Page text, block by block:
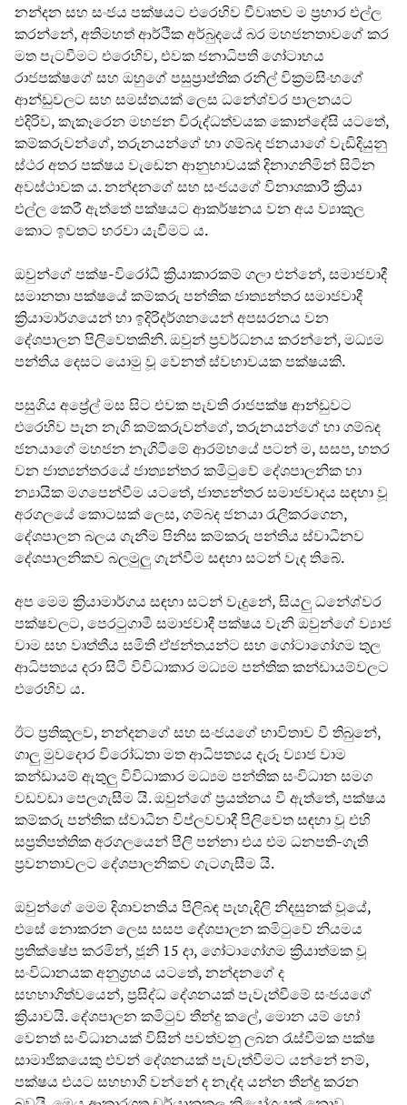
නන්දන සහ සංජය පක්ෂයට එරෙහිව වීවෘතව ම ප්‍රහාර එල්ල
කරන්නේ, අතිමහත් ආර්ථික අර්බුදයේ බර මහජනතාවගේ කර
මත පැටවීමට එරෙහිව, එවක ජනාධිපති ගෝටාභය
රාජපක්ෂගේ සහ ඔහුගේ පසුප්‍රාප්තික රනිල් වික්‍රමසිංහගේ
ආන්ඩුවලට සහ සමස්තයක් ලෙස ධනේශ්වර පාලනයට
එදිරිව, කැකෑරෙන මහජන විරුද්ධත්වයක කොන්දේසි යටතේ,
කම්කරුවන්ගේ, තරුනයන්ගේ හා ගම්බද ජනයාගේ වැඩිදියුනු
ස්ථර අතර පක්ෂය වැඩෙන ආනුභාවයක් දිනාගනිමින් සිටින
අවස්ථාවක ය. නන්දනගේ සහ සංජයගේ විනාශකාරී ක්‍රියා
එල්ල කෙරී ඇත්තේ පක්ෂයට ආකර්ෂනය වන අය ව්‍යාකුල
කොට ඉවතට හරවා යැවීමට ය.
ඔවුන්ගේ පක්ෂ-විරෝධී ක්‍රියාකාරකම් ගලා එන්නේ, සමාජවාදී
සමානතා පක්ෂයේ කම්කරු පන්තික ජාත්‍යන්තර සමාජවාදී
ක්‍රියාමාර්ගයෙන් හා ඉදිරිදර්ශනයෙන් අපසරනය වන
දේශපාලන පිලිවෙතකිනි. ඔවුන් ප්‍රවර්ධනය කරන්නේ, මධ්‍යම
පන්තිය දෙසට යොමු වූ වෙනත් ස්වභාවයක පක්ෂයකි.
පසුගිය අප්‍රේල් මස සිට එවක පැවති රාජපක්ෂ ආන්ඩුවට
එරෙහිව පැන නැගි කම්කරුවන්ගේ, තරුනයන්ගේ හා ගම්බද
ජනයාගේ මහජන නැගිටීමේ ආරම්භයේ පටන් ම, සසප, හතර
වන ජාත්‍යන්තරයේ ජාත්‍යන්තර කමිටුවේ දේශපාලනික හා
න්‍යායික මගපෙන්වීම යටතේ, ජාත්‍යන්තර සමාජවාදය සඳහා වූ
අරගලයේ කොටසක් ලෙස, ගම්බද ජනයා රැලිකරගෙන,
දේශපාලන බලය ගැනීම පිනිස කම්කරු පන්තිය ස්වාධීනව
දේශපාලනිකව බලමුලු ගැන්වීම සඳහා සටන් වැද තිබේ.
අප මෙම ක්‍රියාමාර්ගය සඳහා සටන් වැදුනේ, සියලු ධනේශ්වර
පක්ෂවලට, පෙරටුගාමී සමාජවාදී පක්ෂය වැනි ඔවුන්ගේ ව්‍යාජ
වාම සහ වෘත්තීය සමිති ඒජන්තයන්ට සහ ගෝටාගෝගම තුල
ආධිපත්‍යය දරා සිටි විවිධාකාර මධ්‍යම පන්තික කන්ඩායම්වලට
එරෙහිව ය.
ඊට ප්‍රතිකූලව, නන්දනගේ සහ සංජයගේ භාවිතාව වී තිබුනේ,
ගාලු මුවදොර විරෝධතා මත ආධිපත්‍යය දැරූ ව්‍යාජ වාම
කන්ඩායම් ඇතුලු විවිධාකාර මධ්‍යම පන්තික සංවිධාන සමග
වඩවඩා පෙලගැසීම යි. ඔවුන්ගේ ප්‍රයත්නය වී ඇත්තේ, පක්ෂය
කම්කරු පන්තික ස්වාධීන විප්ලවවාදී පිලිවෙත සඳහා වූ එහි
සප්‍රතිපත්තික අරගලයෙන් පීලි පන්නා එය එම ධනපති-ගැති
ප්‍රවනතාවලට දේශපාලනිකව ගැටගැසීම යි.
ඔවුන්ගේ මෙම දිශාවනතිය පිලිබඳ පැහැදිලි නිදසුනක් වූයේ,
එසේ නොකරන ලෙස සසප දේශපාලන කමිටුවේ නියමය
ප්‍රතික්ෂේප කරමින්, ජූනි 15 දා, ගෝටාගෝගම ක්‍රියාත්මක වූ
සංවිධානයක අනුග්‍රහය යටතේ, නන්දනගේ ද
සහභාගිත්වයෙන්, ප්‍රසිද්ධ දේශනයක් පැවැත්වීමේ සංජයගේ
ක්‍රියාවයි. දේශපාලන කමිටුව තීන්දු කලේ, මොන යම් හෝ
වෙනත් සංවිධානයක් විසින් පවත්වනු ලබන රැස්වීමක පක්ෂ
සාමාජිකයෙකු එවන් දේශනයක් පැවැත්වීමට යන්නේ නම්,
පක්ෂය එයට සහභාගි වන්නේ ද නැද්ද යන්න තීන්දු කරන